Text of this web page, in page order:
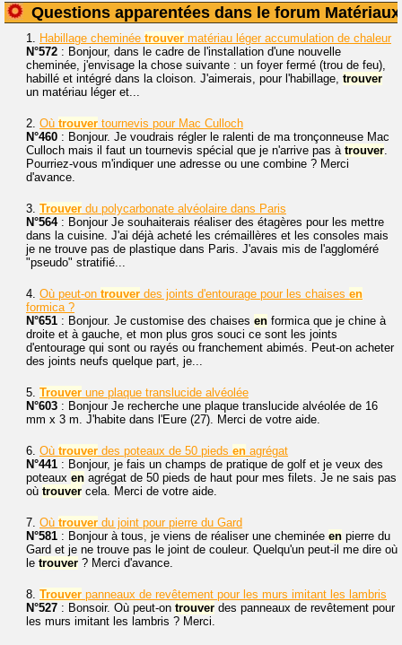
Questions apparentées dans le forum Matériaux
1. Habillage cheminée trouver matériau léger accumulation de chaleur
N°572 : Bonjour, dans le cadre de l'installation d'une nouvelle
cheminée, j'envisage la chose suivante : un foyer fermé (trou de feu),
habillé et intégré dans la cloison. J'aimerais, pour l'habillage, trouver
un matériau léger et...
2. Où trouver tournevis pour Mac Culloch
N°460 : Bonjour. Je voudrais régler le ralenti de ma tronçonneuse Mac
Culloch mais il faut un tournevis spécial que je n'arrive pas à trouver.
Pourriez-vous m'indiquer une adresse ou une combine ? Merci
d'avance.
3. Trouver du polycarbonate alvéolaire dans Paris
N°564: Bonjour Je souhaiterais réaliser des étagères pour les mettre
dans la cuisine. J'ai déjà acheté les crémaillères et les consoles mais
je ne trouve pas de plastique dans Paris. J'avais mis de l'aggloméré
"pseudo" stratifié...
4. Où peut-on trouver des joints d'entourage pour les chaises en
formica ?
N°651 : Bonjour. Je customise des chaises en formica que je chine à
droite et à gauche, et mon plus gros souci ce sont les joints
d'entourage qui sont ou rayés ou franchement abimés. Peut-on acheter
des joints neufs quelque part, je...
5. Trouver une plaque translucide alvéolée
N°603 : Bonjour Je recherche une plaque translucide alvéolée de 16
mm x 3 m. J'habite dans l'Eure (27). Merci de votre aide.
6. Où trouver des poteaux de 50 pieds en agrégat
N°441 : Bonjour, je fais un champs de pratique de golf et je veux des
poteaux en agrégat de 50 pieds de haut pour mes filets. Je ne sais pas
où trouver cela. Merci de votre aide.
7. Où trouver du joint pour pierre du Gard
N°581 : Bonjour à tous, je viens de réaliser une cheminée en pierre du
Gard et je ne trouve pas le joint de couleur. Quelqu'un peut-il me dire où
le trouver ? Merci d'avance.
8. Trouver panneaux de revêtement pour les murs imitant les lambris
N°527 : Bonsoir. Où peut-on trouver des panneaux de revêtement pour
les murs imitant les lambris ? Merci.